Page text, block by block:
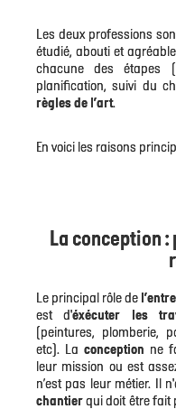
Les deux professions
étudié, abouti et
chacune des étapes
planification, suivi du
règles de l’art.
En voici les raisons
La conception :
Le principal rôle de
est d'éxécuter les
(peintures, plomberie,
etc). La conception ne
leur mission ou est
n’est pas leur métier. Il
chantier qui doit être fait